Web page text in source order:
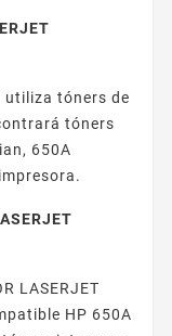
utiliza tóners de
tóners
650A
LASERJET
HP 650A